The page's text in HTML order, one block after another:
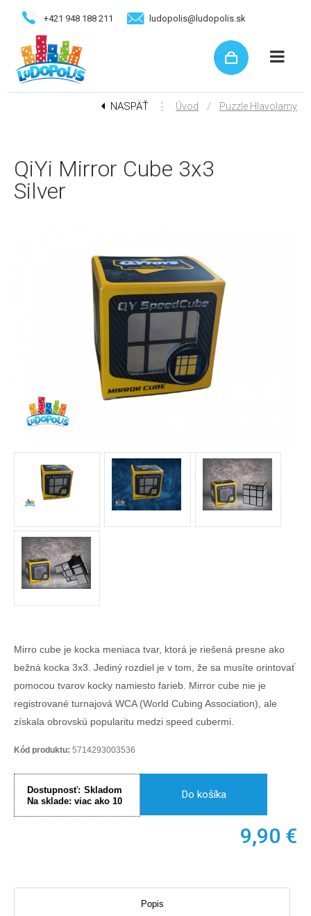
+421 948 188 211 ludopolis@ludopolis.sk
NASPÄŤ ⋮ Úvod / Puzzle Hlavolamy
QiYi Mirror Cube 3x3
Silver
Mirro cube je kocka meniaca tvar, ktorá je riešená presne ako
bežná kocka 3x3. Jediný rozdiel je v tom, že sa musíte orintovať
pomocou tvarov kocky namiesto farieb. Mirror cube nie je
registrované turnajová WCA (World Cubing Association), ale
získala obrovskú popularitu medzi speed cubermi.
Kód produktu: 5714293003536
Dostupnosť: Skladom
Na sklade: viac ako 10
Do košíka
9,90 €
Popis